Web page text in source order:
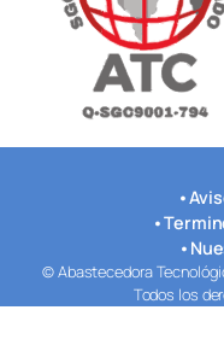
•
•
•
© Abastecedora
Todos los